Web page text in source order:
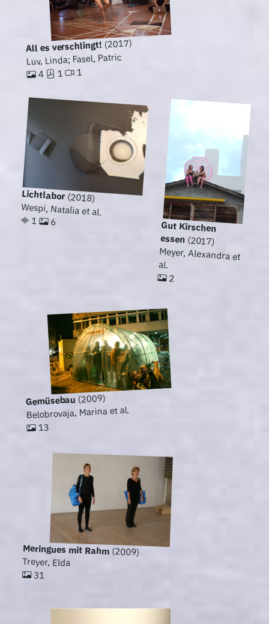
All es verschlingt! (2017)
Luv, Linda; Fasel, Patric
4 1 1
Lichtlabor(2018)
Wespi, Natalia et al.
1 6 Gut Kirschen
essen(2017)
Meyer, Alexandra et
al.
2
Gemüsebau (2009)
Belobrovaja, Marina et al.
13
Meringues mit Rahm(2009)
Treyer, Elda
31